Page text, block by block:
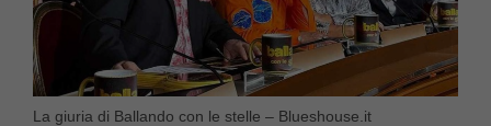
La giuria di Ballando con le stelle – Blueshouse.it